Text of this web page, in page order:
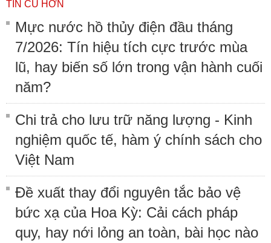
TIN CŨ HƠN
Mực nước hồ thủy điện đầu tháng
7/2026: Tín hiệu tích cực trước mùa
lũ, hay biến số lớn trong vận hành cuối
năm?
Chi trả cho lưu trữ năng lượng - Kinh
nghiệm quốc tế, hàm ý chính sách cho
Việt Nam
Đề xuất thay đổi nguyên tắc bảo vệ
bức xạ của Hoa Kỳ: Cải cách pháp
quy, hay nới lỏng an toàn, bài học nào